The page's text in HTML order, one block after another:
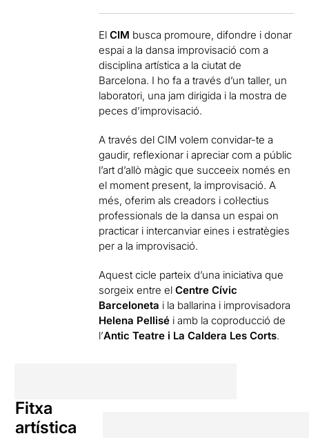
ElCIM busca promoure, difondre i donar
espai a la dansa improvisació com a
disciplina artística a la ciutat de
Barcelona. I ho fa a través d’un taller, un
laboratori, una jam dirigida i la mostra de
peces d’improvisació.
A través del CIM volem convidar-te a
gaudir, reflexionar i apreciar com a públic
l’art d’allò màgic que succeeix només en
el moment present, la improvisació. A
més, oferim als creadors i col·lectius
professionals de la dansa un espai on
practicar i intercanviar eines i estratègies
per a la improvisació.
Aquest cicle parteix d’una iniciativa que
sorgeix entre elCentre Cívic
Barceloneta i la ballarina i improvisadora
Helena Pellisé i amb la coproducció de
l’Antic Teatre i La Caldera Les Corts.
Fitxa
artística